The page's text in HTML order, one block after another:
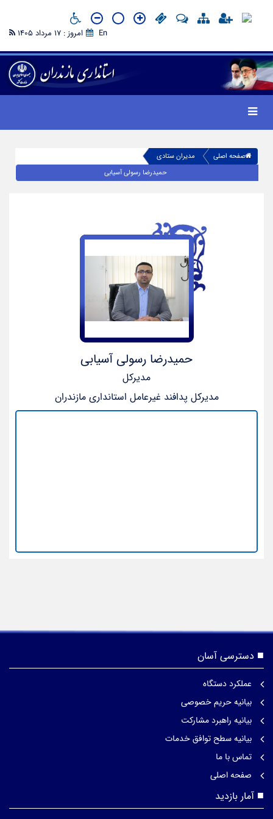
En امروز : 17 مرداد 1405
صفحه اصلی
مدیران ستادی
حمیدرضا رسولی آسیابی
حمیدرضا رسولی آسیابی
مدیرکل
مدیرکل پدافند غیرعامل استانداری مازندران
دسترسی آسان
عملکرد دستگاه
بیانیه حریم خصوصی
بیانیه راهبرد مشارکت
بیانیه سطح توافق خدمات
تماس با ما
صفحه اصلی
آمار بازدید